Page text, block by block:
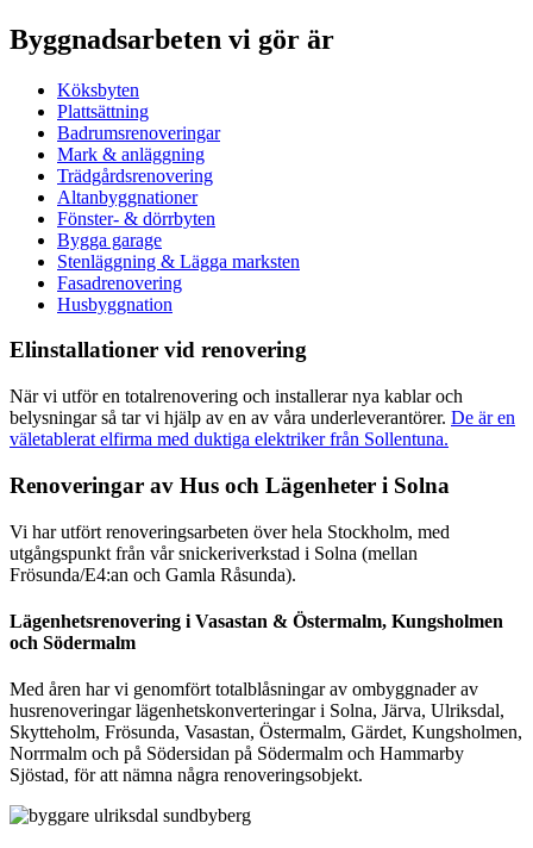
Byggnadsarbeten vi gör är
Köksbyten
Plattsättning
Badrumsrenoveringar
Mark & anläggning
Trädgårdsrenovering
Altanbyggnationer
Fönster- & dörrbyten
Bygga garage
Stenläggning & Lägga marksten
Fasadrenovering
Husbyggnation
Elinstallationer vid renovering
När vi utför en totalrenovering och installerar nya kablar och
belysningar så tar vi hjälp av en av våra underleverantörer. De är en
väletablerat elfirma med duktiga elektriker från Sollentuna.
Renoveringar av Hus och Lägenheter i Solna
Vi har utfört renoveringsarbeten över hela Stockholm, med
utgångspunkt från vår snickeriverkstad i Solna (mellan
Frösunda/E4:an och Gamla Råsunda).
Lägenhetsrenovering i Vasastan & Östermalm, Kungsholmen
och Södermalm
Med åren har vi genomfört totalblåsningar av ombyggnader av
husrenoveringar lägenhetskonverteringar i Solna, Järva, Ulriksdal,
Skytteholm, Frösunda, Vasastan, Östermalm, Gärdet, Kungsholmen,
Norrmalm och på Södersidan på Södermalm och Hammarby
Sjöstad, för att nämna några renoveringsobjekt.